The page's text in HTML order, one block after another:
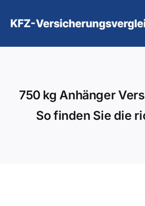
Inhalt
Hilfe und Kontakt
750 kg Anhänger
So finden Sie die